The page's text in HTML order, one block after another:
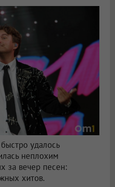
удалось
неплохим
за вечер песен:
хитов.